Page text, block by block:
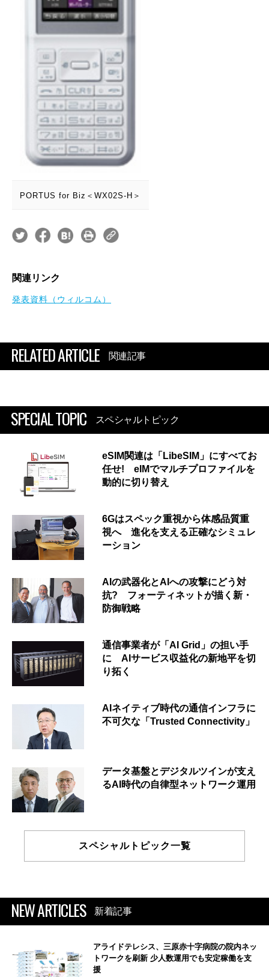
PORTUS for Biz＜WX02S-H＞
関連リンク
発表資料（ウィルコム）
RELATED ARTICLE 関連記事
SPECIAL TOPIC スペシャルトピック
eSIM関連は「LibeSIM」にすべてお
任せ! eIMでマルチプロファイルを
動的に切り替え
6Gはスペック重視から体感品質重
視へ 進化を支える正確なシミュレ
ーション
AIの武器化とAIへの攻撃にどう対
抗? フォーティネットが描く新・
防御戦略
通信事業者が「AI Grid」の担い手
に AIサービス収益化の新地平を切
り拓く
AIネイティブ時代の通信インフラに
不可欠な「Trusted Connectivity」
データ基盤とデジタルツインが支え
るAI時代の自律型ネットワーク運用
スペシャルトピック一覧
NEW ARTICLES 新着記事
アライドテレシス、三原赤十字病院の院内ネッ
トワークを刷新 少人数運用でも安定稼働を支
援